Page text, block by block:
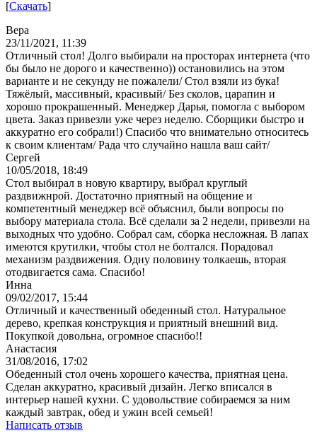
[Скачать]
Вера
23/11/2021, 11:39
Отличный стол! Долго выбирали на просторах интернета (что
бы было не дорого и качественно)) остановились на этом
варианте и не секунду не пожалели/ Стол взяли из бука!
Тяжёлый, массивный, красивый/ Без сколов, царапин и
хорошо прокрашенный. Менеджер Дарья, помогла с выбором
цвета. Заказ привезли уже через неделю. Сборщики быстро и
аккуратно его собрали!) Спасибо что внимательно относитесь
к своим клиентам/ Рада что случайно нашла ваш сайт/
Сергей
10/05/2018, 18:49
Стол выбирал в новую квартиру, выбрал круглый
раздвижнрой. Достаточно приятный на общение и
компетентный менеджер всё объяснил, были вопросы по
выбору материала стола. Всё сделали за 2 недели, привезли на
выходных что удобно. Собрал сам, сборка несложная. В лапах
имеются крутилки, чтобы стол не болтался. Порадовал
механизм раздвижения. Одну половину толкаешь, вторая
отодвигается сама. Спасибо!
Инна
09/02/2017, 15:44
Отличный и качественный обеденный стол. Натуральное
дерево, крепкая конструкция и приятный внешний вид.
Покупкой довольна, огромное спасибо!!
Анастасия
31/08/2016, 17:02
Обеденный стол очень хорошего качества, приятная цена.
Сделан аккуратно, красивый дизайн. Легко вписался в
интерьер нашей кухни. С удовольствие собираемся за ним
каждый завтрак, обед и ужин всей семьей!
Написать отзыв